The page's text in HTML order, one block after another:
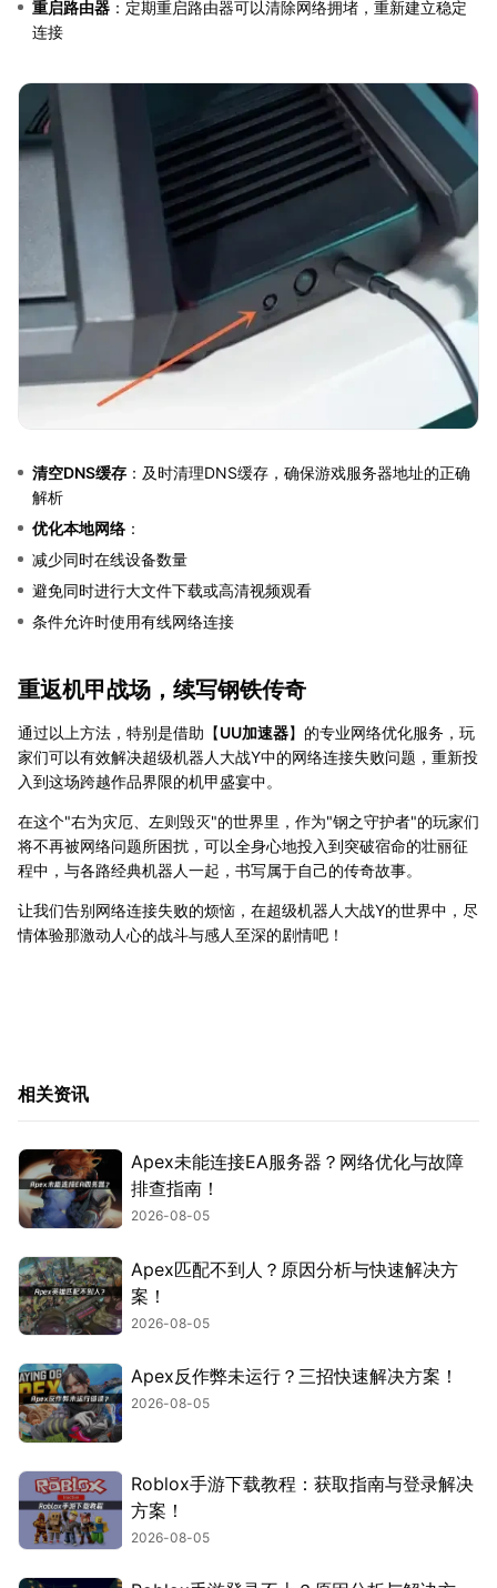
重启路由器 ：定期重启路由器可以清除网络拥堵，重新建立稳定
连接
清空DNS缓存 ：及时清理DNS缓存，确保游戏服务器地址的正确
解析
优化本地网络 ：
减少同时在线设备数量
避免同时进行大文件下载或高清视频观看
条件允许时使用有线网络连接
重返机甲战场，续写钢铁传奇
通过以上方法，特别是借助【UU加速器】的专业网络优化服务，玩
家们可以有效解决超级机器人大战Y中的网络连接失败问题，重新投
入到这场跨越作品界限的机甲盛宴中。
在这个"右为灾厄、左则毁灭"的世界里，作为"钢之守护者"的玩家们
将不再被网络问题所困扰，可以全身心地投入到突破宿命的壮丽征
程中，与各路经典机器人一起，书写属于自己的传奇故事。
让我们告别网络连接失败的烦恼，在超级机器人大战Y的世界中，尽
情体验那激动人心的战斗与感人至深的剧情吧！
相关资讯
Apex未能连接EA服务器？网络优化与故障
排查指南！
2026-08-05
Apex匹配不到人？原因分析与快速解决方
案！
2026-08-05
Apex反作弊未运行？三招快速解决方案！
2026-08-05
Roblox手游下载教程：获取指南与登录解决
方案！
2026-08-05